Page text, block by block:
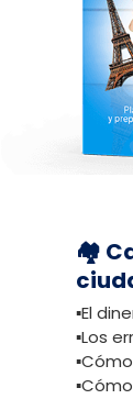
🏘️
▪️El
▪️Los